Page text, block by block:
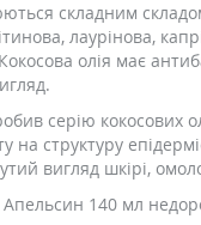
складним
лаурінова,
олія має
серію кокосових
на структуру
вигляд шкірі,
140 мл